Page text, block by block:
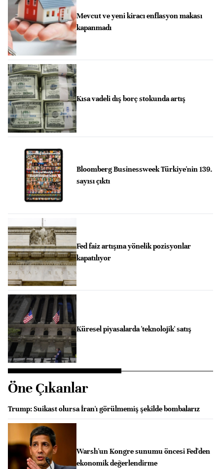
Mevcut ve yeni kiracı enflasyon makası
kapanmadı
Kısa vadeli dış borç stokunda artış
Bloomberg Businessweek Türkiye'nin 139.
sayısı çıktı
Fed faiz artışına yönelik pozisyonlar
kapatılıyor
Küresel piyasalarda 'teknolojik' satış
Öne Çıkanlar
Trump: Suikast olursa İran'ı görülmemiş şekilde bombalarız
Warsh'un Kongre sunumu öncesi Fed'den
ekonomik değerlendirme